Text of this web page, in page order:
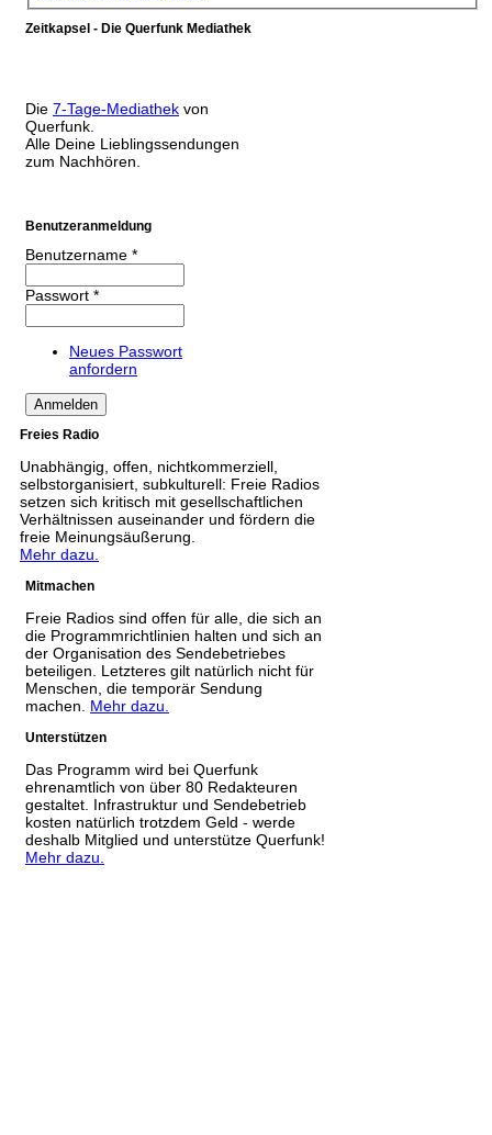
Zeitkapsel - Die Querfunk Mediathek
Die 7-Tage-Mediathek von
Querfunk.
Alle Deine Lieblingssendungen
zum Nachhören.
Benutzeranmeldung
Benutzername *
Passwort *
Neues Passwort
anfordern
Freies Radio
Unabhängig, offen, nichtkommerziell,
selbstorganisiert, subkulturell: Freie Radios
setzen sich kritisch mit gesellschaftlichen
Verhältnissen auseinander und fördern die
freie Meinungsäußerung.
Mehr dazu.
Mitmachen
Freie Radios sind offen für alle, die sich an
die Programmrichtlinien halten und sich an
der Organisation des Sendebetriebes
beteiligen. Letzteres gilt natürlich nicht für
Menschen, die temporär Sendung
machen. Mehr dazu.
Unterstützen
Das Programm wird bei Querfunk
ehrenamtlich von über 80 Redakteuren
gestaltet. Infrastruktur und Sendebetrieb
kosten natürlich trotzdem Geld - werde
deshalb Mitglied und unterstütze Querfunk!
Mehr dazu.